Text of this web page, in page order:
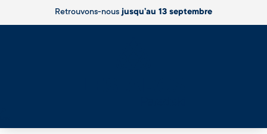
Retrouvons-nousjusqu’au 13 septembre